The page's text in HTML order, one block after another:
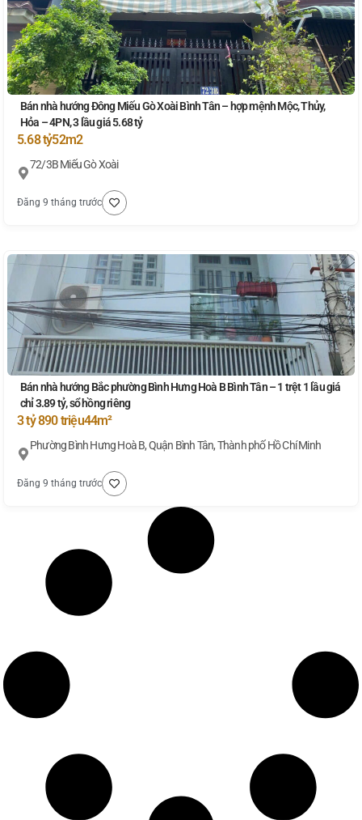
Bán nhà hướng Đông Miếu Gò Xoài Bình Tân – hợp mệnh Mộc, Thủy,
Hỏa – 4PN, 3 lầu giá 5.68 tỷ
5.68 tỷ52m2
72/3B Miếu Gò Xoài
Đăng 9 tháng trước
Bán nhà hướng Bắc phường Bình Hưng Hoà B Bình Tân – 1 trệt 1 lầu giá
chỉ 3.89 tỷ, sổ hồng riêng
3 tỷ 890 triệu44m²
Phường Bình Hưng Hoà B, Quận Bình Tân, Thành phố Hồ Chí Minh
Đăng 9 tháng trước